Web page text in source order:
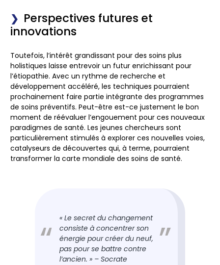
Perspectives futures et
innovations
Toutefois, l’intérêt grandissant pour des soins plus
holistiques laisse entrevoir un futur enrichissant pour
l’étiopathie. Avec un rythme de recherche et
développement accéléré, les techniques pourraient
prochainement faire partie intégrante des programmes
de soins préventifs. Peut-être est-ce justement le bon
moment de réévaluer l’engouement pour ces nouveaux
paradigmes de santé. Les jeunes chercheurs sont
particulièrement stimulés à explorer ces nouvelles voies,
catalyseurs de découvertes qui, à terme, pourraient
transformer la carte mondiale des soins de santé.
« Le secret du changement
consiste à concentrer son
énergie pour créer du neuf,
pas pour se battre contre
l’ancien. » – Socrate